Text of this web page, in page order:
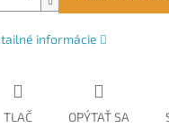
informácie
TLAČ OPÝTAŤ SA